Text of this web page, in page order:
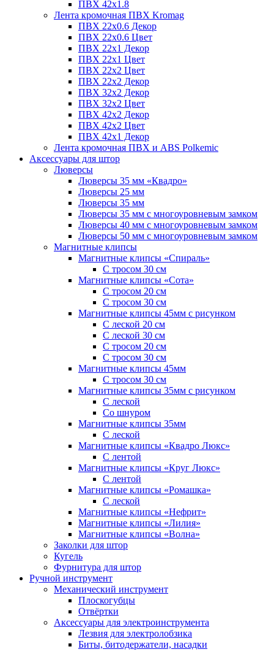
ПВХ 42х1.8
Лента кромочная ПВХ Kromag
ПВХ 22x0.6 Декор
ПВХ 22x0.6 Цвет
ПВХ 22x1 Декор
ПВХ 22x1 Цвет
ПВХ 22x2 Цвет
ПВХ 22x2 Декор
ПВХ 32x2 Декор
ПВХ 32x2 Цвет
ПВХ 42x2 Декор
ПВХ 42x2 Цвет
ПВХ 42x1 Декор
Лента кромочная ПВХ и ABS Polkemic
Аксессуары для штор
Люверсы
Люверсы 35 мм «Квадро»
Люверсы 25 мм
Люверсы 35 мм
Люверсы 35 мм с многоуровневым замком
Люверсы 40 мм с многоуровневым замком
Люверсы 50 мм с многоуровневым замком
Магнитные клипсы
Магнитные клипсы «Спираль»
С тросом 30 см
Магнитные клипсы «Сота»
С тросом 20 см
С тросом 30 см
Магнитные клипсы 45мм с рисунком
С леской 20 см
С леской 30 см
С тросом 20 см
С тросом 30 см
Магнитные клипсы 45мм
С тросом 30 см
Магнитные клипсы 35мм с рисунком
С леской
Со шнуром
Магнитные клипсы 35мм
С леской
Магнитные клипсы «Квадро Люкс»
С лентой
Магнитные клипсы «Круг Люкс»
С лентой
Магнитные клипсы «Ромашка»
С леской
Магнитные клипсы «Нефрит»
Магнитные клипсы «Лилия»
Магнитные клипсы «Волна»
Заколки для штор
Кугель
Фурнитура для штор
Ручной инструмент
Механический инструмент
Плоскогубцы
Отвёртки
Аксессуары для электроинструмента
Лезвия для электролобзика
Биты, битодержатели, насадки